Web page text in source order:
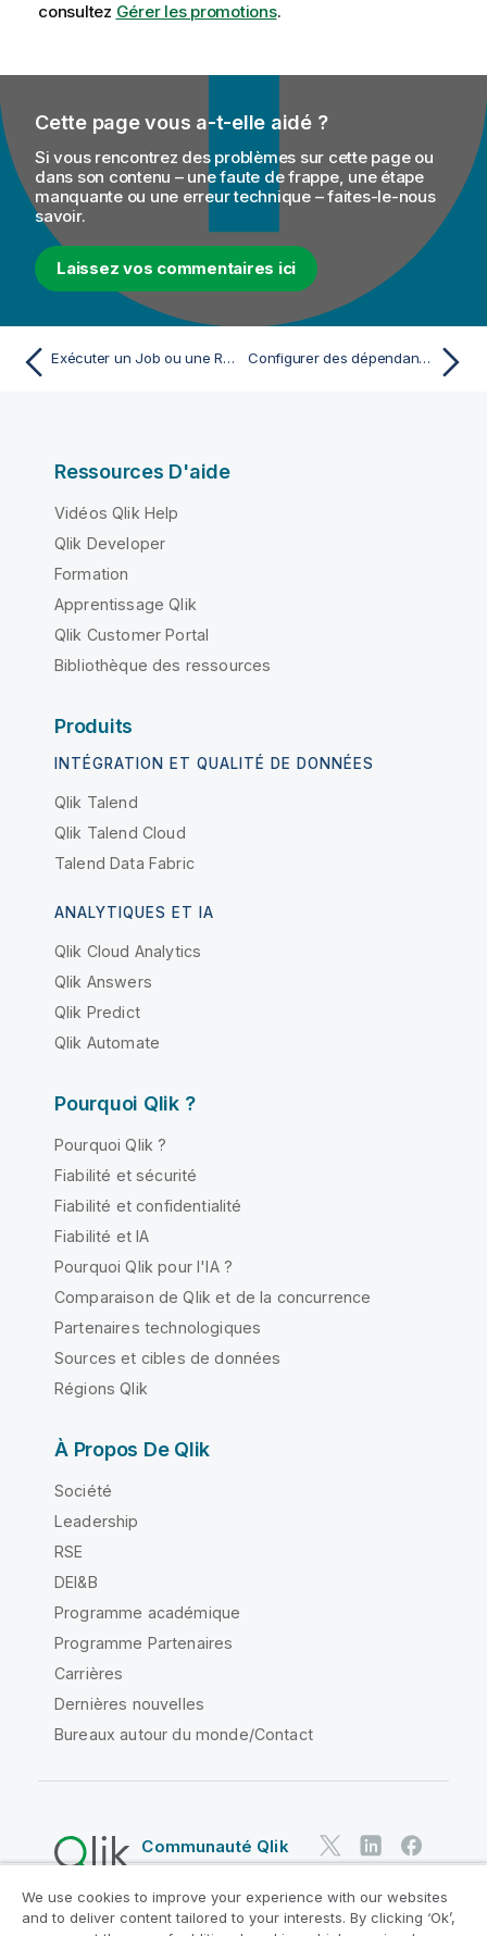
consultez Gérer les promotions.
Cette page vous a-t-elle aidé ?
Si vous rencontrez des problèmes sur cette page ou
dans son contenu – une faute de frappe, une étape
manquante ou une erreur technique – faites-le-nous
savoir.
Laissez vos commentaires ici
Exécuter un Job ou une Route dans un environnement de contexte défini Configurer des dépendances de code dans un Job
Ressources D'aide
Vidéos Qlik Help
Qlik Developer
Formation
Apprentissage Qlik
Qlik Customer Portal
Bibliothèque des ressources
Produits
INTÉGRATION ET QUALITÉ DE DONNÉES
Qlik Talend
Qlik Talend Cloud
Talend Data Fabric
ANALYTIQUES ET IA
Qlik Cloud Analytics
Qlik Answers
Qlik Predict
Qlik Automate
Pourquoi Qlik ?
Pourquoi Qlik ?
Fiabilité et sécurité
Fiabilité et confidentialité
Fiabilité et IA
Pourquoi Qlik pour l'IA ?
Comparaison de Qlik et de la concurrence
Partenaires technologiques
Sources et cibles de données
Régions Qlik
À Propos De Qlik
Société
Leadership
RSE
DEI&B
Programme académique
Programme Partenaires
Carrières
Dernières nouvelles
Bureaux autour du monde/Contact
Communauté Qlik
Contrats juridiques
We use cookies to improve your experience with our websites
and to deliver content tailored to your interests. By clicking ‘Ok’,